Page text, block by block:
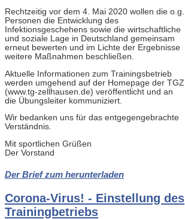
Rechtzeitig vor dem 4. Mai 2020 wollen die o.g.
Personen die Entwicklung des
Infektionsgeschehens sowie die wirtschaftliche
und soziale Lage in Deutschland gemeinsam
erneut bewerten und im Lichte der Ergebnisse
weitere Maßnahmen beschließen.
Aktuelle Informationen zum Trainingsbetrieb
werden umgehend auf der Homepage der TGZ
(www.tg-zellhausen.de) veröffentlicht und an
die Übungsleiter kommuniziert.
Wir bedanken uns für das entgegengebrachte
Verständnis.
Mit sportlichen Grüßen
Der Vorstand
Der Brief zum herunterladen
Corona-Virus! - Einstellung des
Trainingbetriebs